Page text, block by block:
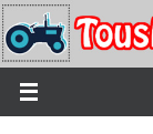
Passer
vers
le
contenu